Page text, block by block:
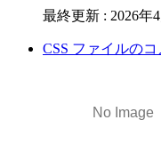
最終更新 : 2026年
CSS ファイルの